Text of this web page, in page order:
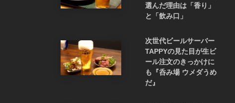
選んだ理由は「香り」
と「飲み口」
次世代ビールサーバー
TAPPYの見た目が生ビ
ール注文のきっかけに
も『呑み場 ウメダうめ
だ』